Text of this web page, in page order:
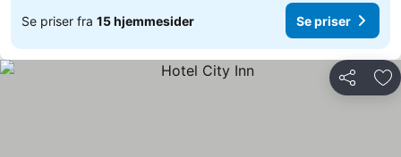
Se priser fra 15 hjemmesider Se priser
Del